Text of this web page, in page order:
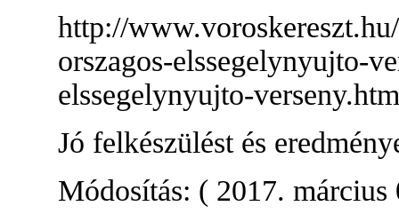
http://
orszagos-elssegelynyujto-
elssegelynyujto-
Jó felkészülést és
Módosítás: ( 2017.